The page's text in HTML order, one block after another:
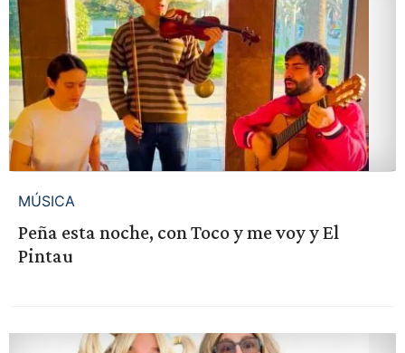
MÚSICA
Peña esta noche, con Toco y me voy y El
Pintau